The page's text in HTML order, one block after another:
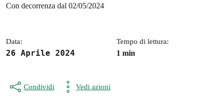
Dettagli della notizia
Con decorrenza dal 02/05/2024
Data:
26 Aprile 2024
Tempo di lettura:
1 min
Condividi Vedi azioni